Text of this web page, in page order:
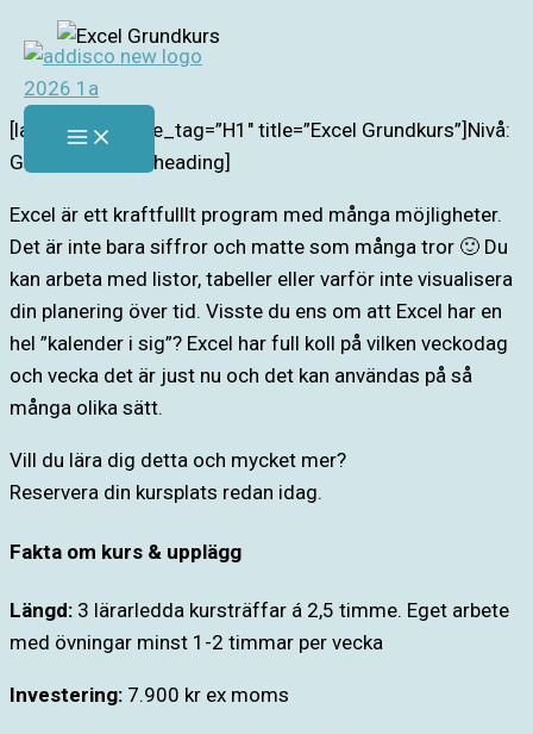
Hoppa
till
innehåll
[lab_heading title_tag=”H1″ title=”Excel Grundkurs”]Nivå:
Grundkurs[/lab_heading]
Excel är ett kraftfulllt program med många möjligheter.
Det är inte bara siffror och matte som många tror 🙂 Du
kan arbeta med listor, tabeller eller varför inte visualisera
din planering över tid. Visste du ens om att Excel har en
hel ”kalender i sig”? Excel har full koll på vilken veckodag
och vecka det är just nu och det kan användas på så
många olika sätt.
Vill du lära dig detta och mycket mer?
Reservera din kursplats redan idag.
Fakta om kurs & upplägg
Längd: 3 lärarledda kursträffar á 2,5 timme. Eget arbete
med övningar minst 1-2 timmar per vecka
Investering: 7.900 kr ex moms